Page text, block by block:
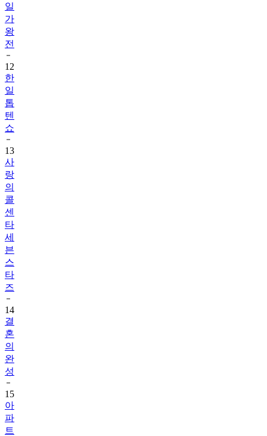
일
가
왕
전
12
한
일
톱
텐
쇼
13
사
랑
의
콜
센
타
세
븐
스
타
즈
14
결
혼
의
완
성
15
아
파
트